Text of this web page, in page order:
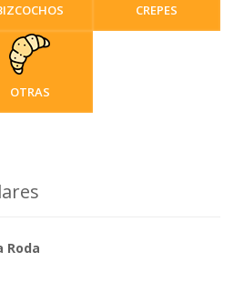
CREPES
OTRAS
Roda